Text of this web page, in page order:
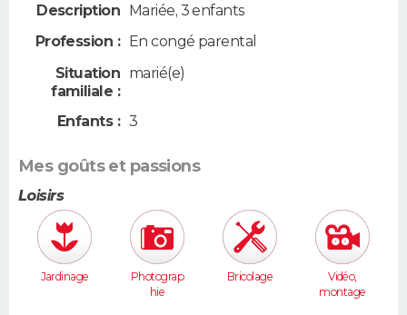
Description Mariée, 3 enfants
Profession :
En congé parental
Situation
familiale :
marié(e)
Enfants : 3
Mes goûts et passions
Loisirs
Jardinage
Photograp
hie
Bricolage
Vidéo,
montage